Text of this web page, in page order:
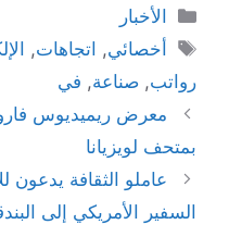
التصنيفات
الأخبار
الوسوم
أخصائي, اتجاهات,
رواتب, صناعة, في
بمتحف لويزيانا
عاملو الثقافة يدعون
السفير الأمريكي إلى